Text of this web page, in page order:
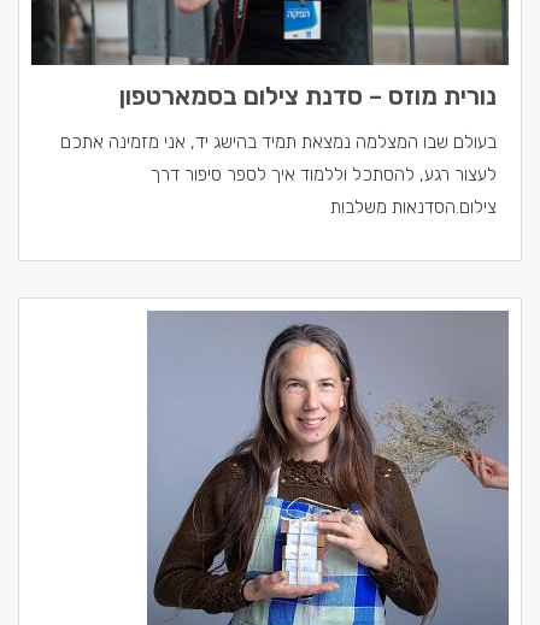
נורית מוזס – סדנת צילום בסמארטפון
בעולם שבו המצלמה נמצאת תמיד בהישג יד, אני מזמינה אתכם
לעצור רגע, להסתכל וללמוד איך לספר סיפור דרך
צילום.הסדנאות משלבות